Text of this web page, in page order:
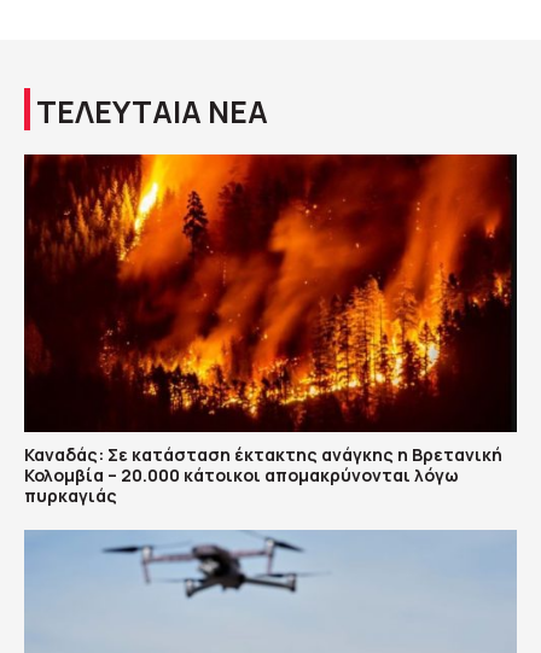
ΤΕΛΕΥΤΑΙΑ ΝΕΑ
Καναδάς: Σε κατάσταση έκτακτης ανάγκης η Βρετανική
Κολομβία – 20.000 κάτοικοι απομακρύνονται λόγω
πυρκαγιάς